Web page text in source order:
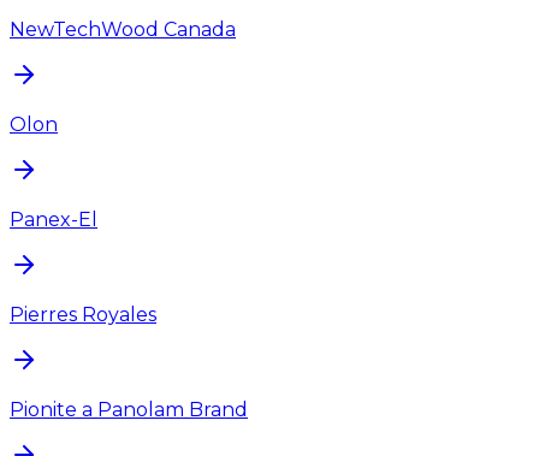
NewTechWood Canada
Olon
Panex-El
Pierres Royales
Pionite a Panolam Brand